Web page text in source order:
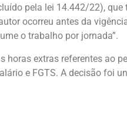
pela lei 14.442/22),
ocorreu antes da
o trabalho por jornada”.
extras referentes ao
e FGTS. A decisão foi